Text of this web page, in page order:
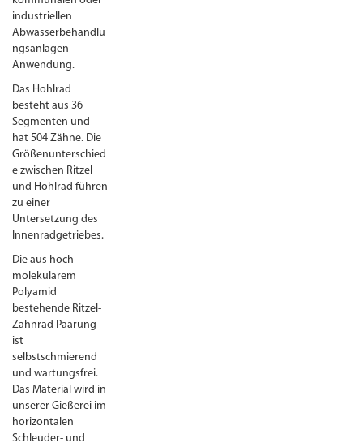
industriellen
Abwasserbehandlu
ngsanlagen
Anwendung.
Das Hohlrad
besteht aus 36
Segmenten und
hat 504 Zähne. Die
Größenunterschied
e zwischen Ritzel
und Hohlrad führen
zu einer
Untersetzung des
Innenradgetriebes.
Die aus hoch­
molekularem
Polyamid
bestehende Ritzel-
Zahnrad Paarung
ist
selbstschmierend
und wartungs­frei.
Das Material wird in
unserer Gießerei im
horizontalen
Schleuder- und